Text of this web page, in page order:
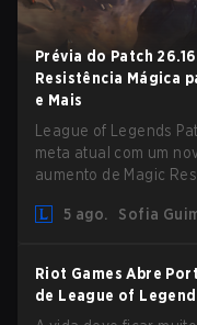
Prévia do Patch
Resistência Mágica
e Mais
League of Legends
meta atual com um
aumento de Magic
5 ago.
Sofia
Riot Games Abre
de League of